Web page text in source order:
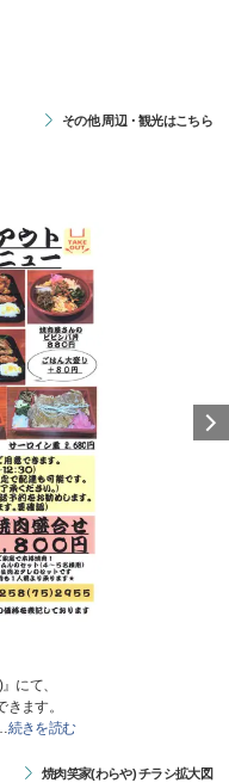
その他 周辺・観光はこちら
にて、
ます。
続きを読む
焼肉笑家(わらや) チラシ拡大図